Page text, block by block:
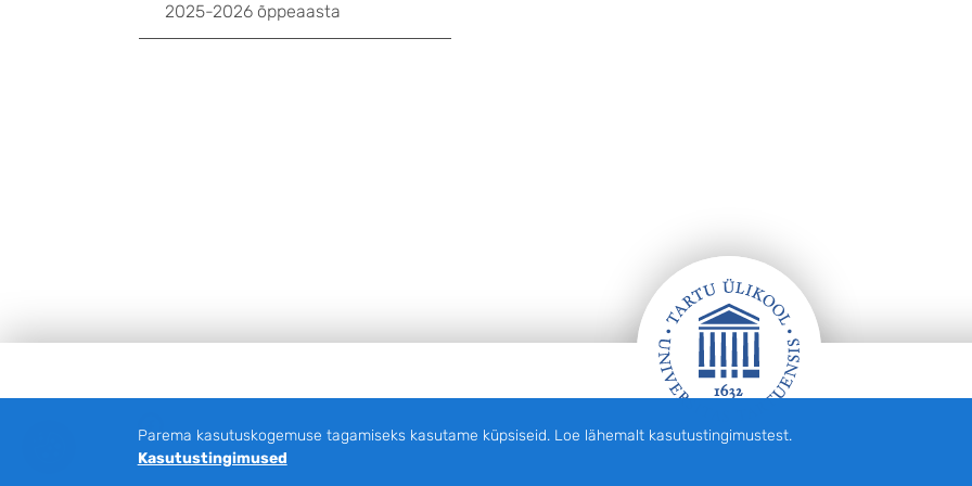
2025-2026 õppeaasta
Parema kasutuskogemuse tagamiseks kasutame küpsiseid. Loe lähemalt kasutustingimustest.
Kasutustingimused